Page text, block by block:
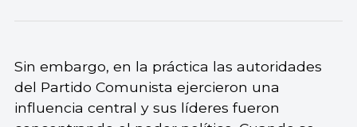
Sin embargo, en la práctica las autoridades
del Partido Comunista ejercieron una
influencia central y sus líderes fueron